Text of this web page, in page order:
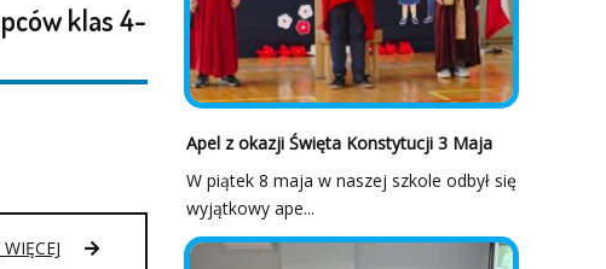
DZIEWCZĄT
KLAS
5.03.2026
klas 4-
PÓŁFINAŁ
Apel z okazji Święta Konstytucji 3 Maja
W piątek 8 maja w naszej szkole odbył się
wyjątkowy ape...